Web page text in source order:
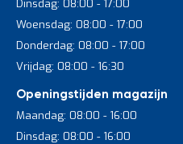
Bij veel professionele
optioneel de keuze uit
behoeften te voldoen:
Steekwagens met
Geschikt voor vlakke
Dinsdag: 08:00 - 17:00
Woensdag: 08:00 - 17:00
Donderdag: 08:00 - 17:00
Vrijdag: 08:00 - 16:30
Openingstijden magazijn
Maandag: 08:00 - 16:00
Dinsdag: 08:00 - 16:00